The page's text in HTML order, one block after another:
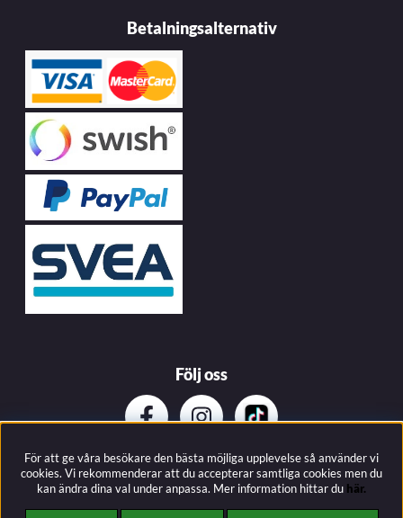
Betalningsalternativ
Följ oss
Prenumerera på vårat nyhetsbrev
För att ge våra besökare den bästa möjliga upplevelse så använder vi
cookies. Vi rekommenderar att du accepterar samtliga cookies men du
kan ändra dina val under anpassa. Mer information hittar du här.